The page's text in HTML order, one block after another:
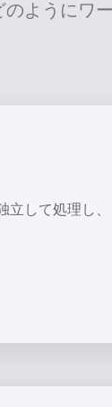
ようにワ
して処理し、